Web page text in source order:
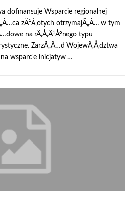
dofinansuje Wsparcie regionalnej
zÄ¹Â‚otych otrzymajÃ„Â… w tym
na rÄ‚Å‚Ä¹Åºnego typu
ZarzÃ„Â…d WojewÄ‚Å‚dztwa
na wsparcie inicjatyw …